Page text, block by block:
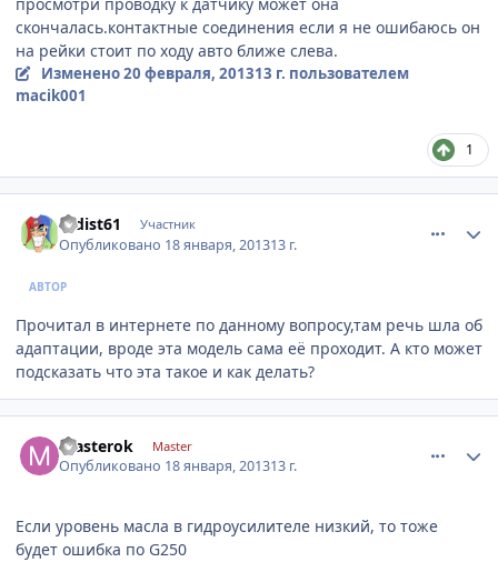
скончалась.контактные соединения если я не ошибаюсь он
на рейки стоит по ходу авто ближе слева.
Изменено20 февраля, 201313 г. пользователем
macik001
1
radist61 Участник
Опубликовано 18 января, 201313 г.
АВТОР
Прочитал в интернете по данному вопросу,там речь шла об
адаптации, вроде эта модель сама её проходит. А кто может
подсказать что эта такое и как делать?
masterok Master
Опубликовано 18 января, 201313 г.
Если уровень масла в гидроусилителе низкий, то тоже
будет ошибка по G250